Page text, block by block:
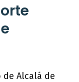
Alcalá de